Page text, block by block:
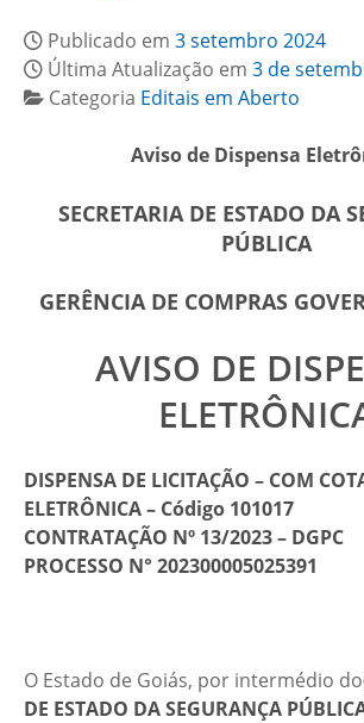
Publicado em 3 setembro 2024
Última Atualização em 3 de
Categoria Editais em Aberto
Aviso de Dispensa
SECRETARIA DE ESTADO DA
PÚBLICA
GERÊNCIA DE COMPRAS
AVISO DE
DISPENSA DE LICITAÇÃO – COM
ELETRÔNICA – Código 101017
CONTRATAÇÃO Nº 13/2023 – DGPC
PROCESSO N° 202300005025391
O Estado de Goiás, por intermédio
DE ESTADO DA SEGURANÇA